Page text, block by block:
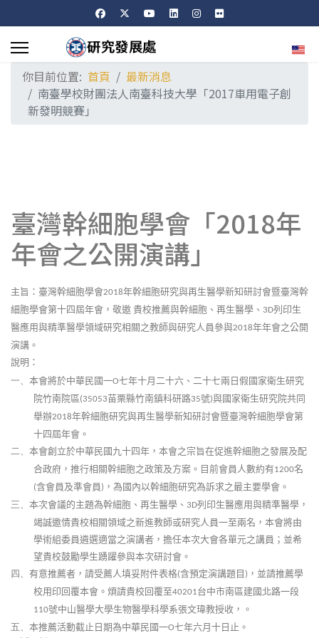
選擇
你目前位置: 首頁
最新消息
南臺學校財團法人南臺科技大學「2017車用電子創
新發明競賽」
臺灣幹細胞學會「2018年
年會之公開演講」
主旨：臺灣幹細胞學會2018年幹細胞研究與再生醫學新知研討會暨臺灣幹
細胞學會第十四屆年會，敬邀 貴校推薦與幹細胞、再生醫學、 3D列印生
醫應用與精準醫學領域研究相關之教師與研究人員參與2018年年會之公開
演講。
說明：
一、 本會將於中華民國一O七年十月二十六、二十七兩日假國家衛生研究
院竹南院區(35053苗栗縣竹南鎮科研路35號)與國家衛生研究院共同
舉辦2018年幹細胞研究與再生醫學新知研討會暨臺灣幹細胞學會第
十四屆年會。
二、 本會創立於中華民國九十四年，本會之宗旨在促進幹細胞之發展及配
合政府，推行相關幹細胞之政策及方案。目前會員人數約有1200名
(含會員及準會員 ) ，為國內以幹細胞研究為訴求之最主要學會。
三、 本次會議的主題為幹細胞、再生醫學、 3D列印生醫應用與精準醫學，
竭誠邀情貴校相關領域之新進教師或研究人員一至兩名，本會將由
學術組委員遴選適當之演講者，擔任本次大會各單元之講員；並希
望貴校鼓勵學生踴躍參與本次研討會。
四、 有意推薦者，請受薦人填妥附件表格(含預定演講題目 ) ，並請推薦學
校用印回覆本會。煩請貴校回覆至40201台中市南區建國北路一段
110號中山醫學大學生物醫學科學系張文瑋教授收， 。
五、 本推薦活動截止日期為中華民國一O七年六月十日止。